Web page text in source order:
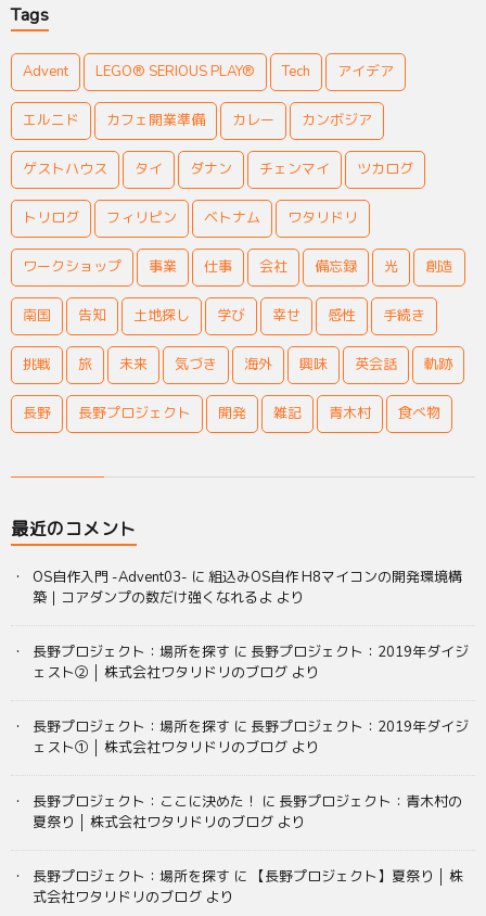
Tags
Advent LEGO® SERIOUS PLAY® Tech アイデア
エルニド カフェ開業準備 カレー カンボジア
ゲストハウス タイ ダナン チェンマイ ツカログ
トリログ フィリピン ベトナム ワタリドリ
ワークショップ 事業 仕事 会社 備忘録 光 創造
南国 告知 土地探し 学び 幸せ 感性 手続き
挑戦 旅 未来 気づき 海外 興味 英会話 軌跡
長野 長野プロジェクト 開発 雑記 青木村 食べ物
最近のコメント
OS自作入門 -Advent03- に 組込みOS自作 H8マイコンの開発環境構
築｜コアダンプの数だけ強くなれるよ より
長野プロジェクト：場所を探す に 長野プロジェクト：2019年ダイジ
ェスト② │ 株式会社ワタリドリのブログ より
長野プロジェクト：場所を探す に 長野プロジェクト：2019年ダイジ
ェスト① │ 株式会社ワタリドリのブログ より
長野プロジェクト：ここに決めた！ に 長野プロジェクト：青木村の
夏祭り │ 株式会社ワタリドリのブログ より
長野プロジェクト：場所を探す に
【長野プロジェクト】夏祭り │ 株
式会社ワタリドリのブログ より